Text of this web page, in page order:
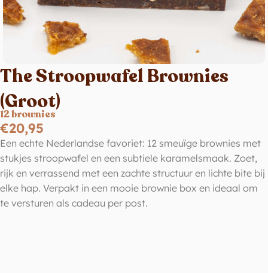
The Stroopwafel Brownies
(Groot)
12 brownies
€20,95
Een echte Nederlandse favoriet: 12 smeuïge brownies met
stukjes stroopwafel en een subtiele karamelsmaak. Zoet,
rijk en verrassend met een zachte structuur en lichte bite bij
elke hap. Verpakt in een mooie brownie box en ideaal om
te versturen als cadeau per post.